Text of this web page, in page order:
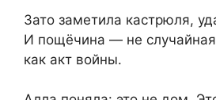
Зато заметила кастрюля,
И пощёчина — не
как акт войны.